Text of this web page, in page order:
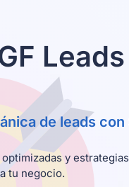
de leads con
y
tu negocio.